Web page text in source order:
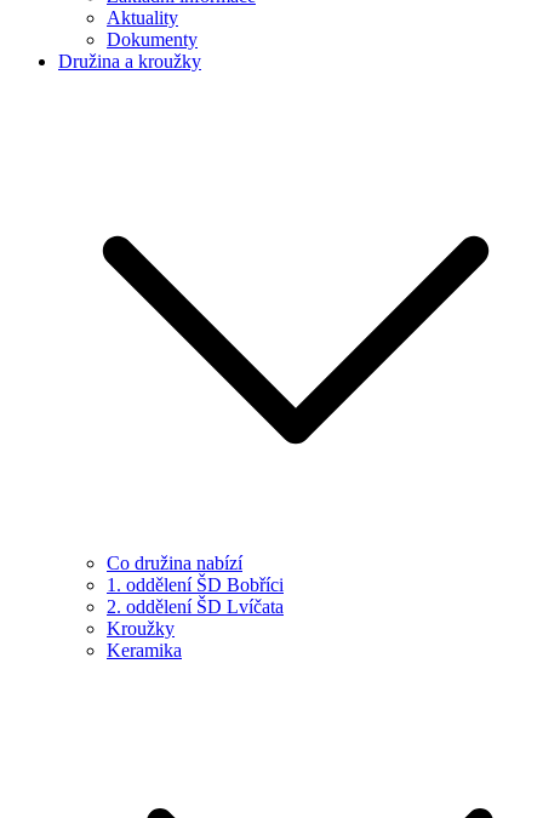
Aktuality
Dokumenty
Družina a kroužky
Co družina nabízí
1. oddělení ŠD Bobříci
2. oddělení ŠD Lvíčata
Kroužky
Keramika